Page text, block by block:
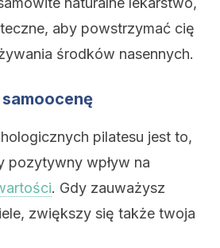
aby powstrzymać cię
środków nasennych.
pilatesu jest to,
pozytywny wpływ na
. Gdy zauważysz
zwiększy się także twoja